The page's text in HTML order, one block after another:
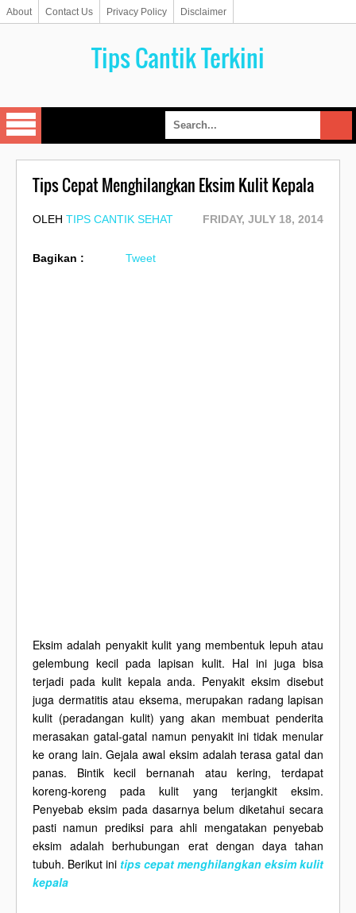
About Contact Us Privacy Policy Disclaimer
Tips Cantik Terkini
Tips Cepat Menghilangkan Eksim Kulit Kepala
OLEH TIPS CANTIK SEHAT FRIDAY, JULY 18, 2014
Bagikan : Tweet
Eksim adalah penyakit kulit yang membentuk lepuh atau
gelembung kecil pada lapisan kulit. Hal ini juga bisa
terjadi pada kulit kepala anda. Penyakit eksim disebut
juga dermatitis atau eksema, merupakan radang lapisan
kulit (peradangan kulit) yang akan membuat penderita
merasakan gatal-gatal namun penyakit ini tidak menular
ke orang lain. Gejala awal eksim adalah terasa gatal dan
panas. Bintik kecil bernanah atau kering, terdapat
koreng-koreng pada kulit yang terjangkit eksim.
Penyebab eksim pada dasarnya belum diketahui secara
pasti namun prediksi para ahli mengatakan penyebab
eksim adalah berhubungan erat dengan daya tahan
tubuh. Berikut ini tips cepat menghilangkan eksim kulit
kepala